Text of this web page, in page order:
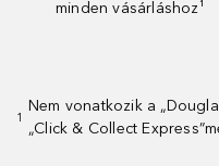
minden vásárláshoz¹
1
Nem vonatkozik a
„Click & Collect